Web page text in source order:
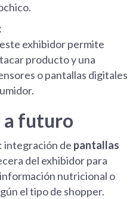
exhibidor permite
producto y una
o pantallas digitales
a futuro
: integración de pantallas
del exhibidor para
nutricional o
el tipo de shopper.